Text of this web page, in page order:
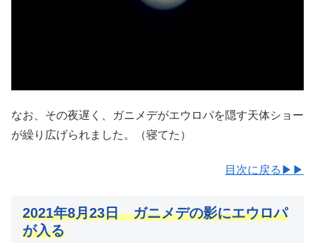
なお、その夜遅く、ガニメデがエウロパを隠す天体ショー
が繰り広げられました。（寝てた）
目次に戻る▶▶
2021年8月23日 ガニメデの影にエウロパ
が入る